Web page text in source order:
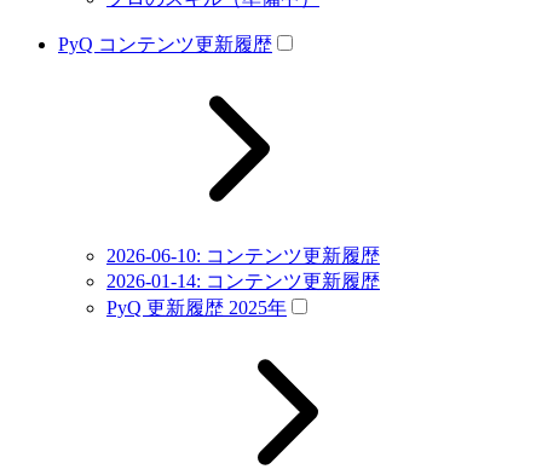
PyQ コンテンツ更新履歴
2026-06-10: コンテンツ更新履歴
2026-01-14: コンテンツ更新履歴
PyQ 更新履歴 2025年